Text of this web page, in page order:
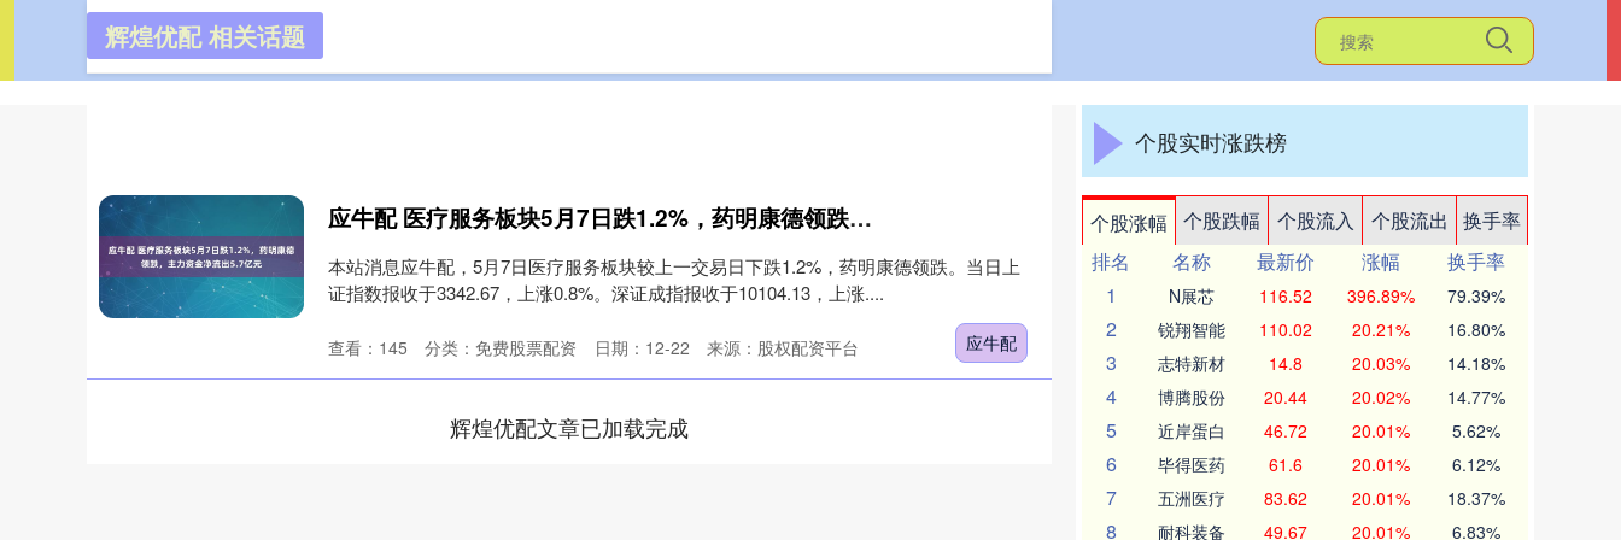
辉煌优配 相关话题
应牛配 医疗服务板块5月7日跌1.2%，药明康德领跌，主力资金净流出5.7亿元
本站消息应牛配，5月7日医疗服务板块较上一交易日下跌1.2%，药明康德领跌。当日上
证指数报收于3342.67，上涨0.8%。深证成指报收于10104.13，上涨....
应牛配
日期：12-22 来源：股权配资平台
查看： 145 分类： 免费股票配资
辉煌优配文章已加载完成
个股实时涨跌榜
个股涨幅 个股跌幅 个股流入 个股流出
换手率
排名
名称 最新价 涨幅
换手率
1
N展芯 116.52 396.89% 79.39%
2 锐翔智能 110.02 20.21% 16.80%
3 志特新材 14.8 20.03% 14.18%
4 博腾股份 20.44 20.02% 14.77%
5 近岸蛋白 46.72 20.01% 5.62%
6 毕得医药 61.6 20.01% 6.12%
7 五洲医疗 83.62 20.01% 18.37%
8 耐科装备 49.67 20.01% 6.83%